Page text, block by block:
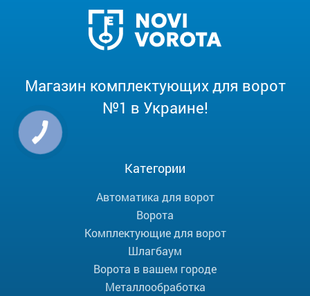
Магазин комплектующих для ворот
№1 в Украине!
Категории
Автоматика для ворот
Ворота
Комплектующие для ворот
Шлагбаум
Ворота в вашем городе
Металлообработка